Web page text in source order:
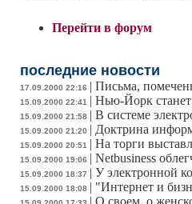
Перейти в форум
последние новости
17.09.2000 22:16 | Письма,
15.09.2000 22:41 | Нью-Йорк станет
15.09.2000 21:58 | В системе
15.09.2000 21:20 | Доктрина
15.09.2000 20:51 | На торги
15.09.2000 19:06 | Netbusiness
15.09.2000 18:37 | У электронной
15.09.2000 18:08 | "Интернет и